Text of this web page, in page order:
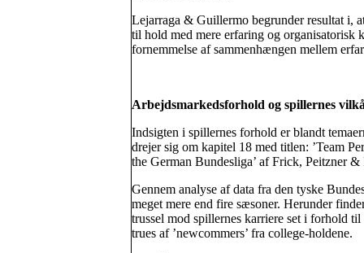
Lejarraga & Guillermo begrunder resultat i,
til hold med mere erfaring og organisatorisk
fornemmelse af sammenhængen mellem
Arbejdsmarkedsforhold og spillernes
Indsigten i spillernes forhold er blandt
drejer sig om kapitel 18 med titlen: ’Team
the German Bundesliga’ af Frick, Peitzner &
Gennem analyse af data fra den tyske
meget mere end fire sæsoner. Herunder
trussel mod spillernes karriere set i forhold
trues af ’newcommers’ fra college-holdene.